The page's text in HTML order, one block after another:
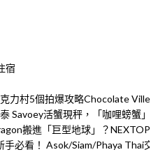
宿
力村5個拍爆攻略Chocolate Ville
Savoey活蟹現秤，「咖哩螃蟹」是
搬進「巨型地球」？
手必看！ Asok/Siam/Phaya Thai交